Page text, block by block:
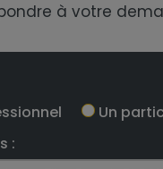
à votre
Un
: